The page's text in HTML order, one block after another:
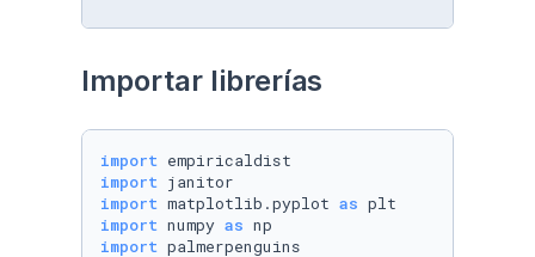
Importar librerías
import
import
import matplotlib.pyplot as
import numpy as
import